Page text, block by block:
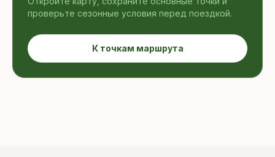
проверьте сезонные условия перед поездкой.
К точкам маршрута